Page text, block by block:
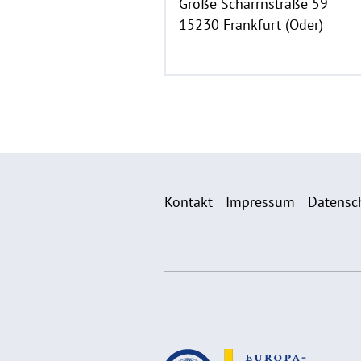
Große Scharrnstraße 59
15230 Frankfurt (Oder)
Kontakt Impressum